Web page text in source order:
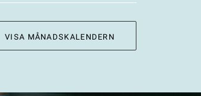
VISA MÅNADSKALENDERN